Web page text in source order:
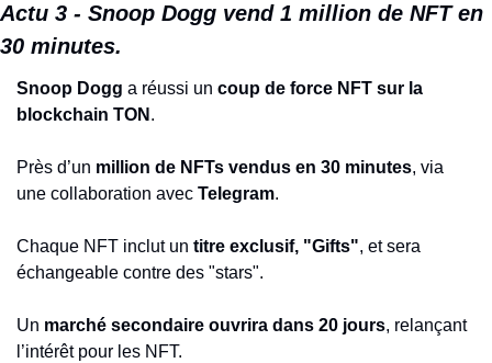
Actu 3 - Snoop Dogg vend 1 million de NFT en
30 minutes.
Snoop Dogg a réussi un coup de force NFT sur la
blockchain TON .
Près d’un million de NFTs vendus en 30 minutes, via
une collaboration avec Telegram.
Chaque NFT inclut un titre exclusif, "Gifts", et sera
échangeable contre des "stars".
Un marché secondaire ouvrira dans 20 jours, relançant
l’intérêt pour les NFT.